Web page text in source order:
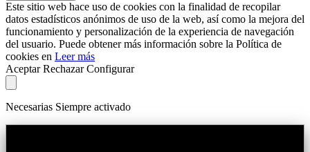
Este sitio web hace uso de cookies con la finalidad de recopilar
datos estadísticos anónimos de uso de la web, así como la mejora del
funcionamiento y personalización de la experiencia de navegación
del usuario. Puede obtener más información sobre la Política de
cookies en Leer más
Aceptar Rechazar Configurar
Necesarias Siempre activado